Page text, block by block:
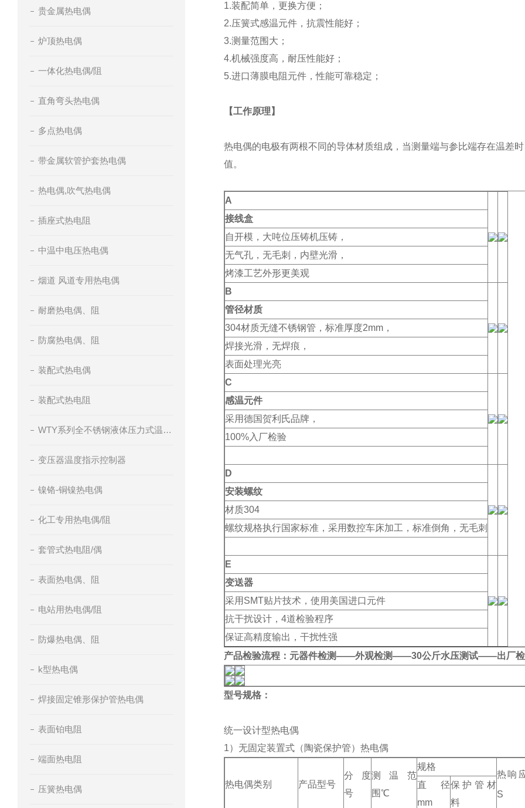
贵金属热电偶
炉顶热电偶
一体化热电偶/阻
直角弯头热电偶
多点热电偶
带金属软管护套热电偶
热电偶,吹气热电偶
插座式热电阻
中温中电压热电偶
烟道 风道专用热电偶
耐磨热电偶、阻
防腐热电偶、阻
装配式热电偶
装配式热电阻
WTY系列全不锈钢液体压力式温度计
变压器温度指示控制器
镍铬-铜镍热电偶
化工专用热电偶/阻
套管式热电阻/偶
表面热电偶、阻
电站用热电偶/阻
防爆热电偶、阻
k型热电偶
焊接固定锥形保护管热电偶
表面铂电阻
端面热电阻
压簧热电偶
1.装配简单，更换方便；
2.压簧式感温元件，抗震性能好；
3.测量范围大；
4.机械强度高，耐压性能好；
5.进口薄膜电阻元件，性能可靠稳定；
【工作原理 】
热电偶的电极有两根不同的导体材质组成，当测量端与参比端存在温差
值。
A
接线盒
自开模，大吨位压铸机压铸，
无气孔，无毛刺，内壁光滑，
烤漆工艺外形更美观
B
管径材质
304材质无缝不锈钢管，标准厚度2mm，
焊接光滑，无焊痕，
表面处理光亮
C
感温元件
采用德国贺利氏品牌，
100%入厂检验
D
安装螺纹
材质304
螺纹规格执行国家标准，采用数控车床加工，标准倒角，无毛刺
E
变送器
采用SMT贴片技术，使用美国进口元件
抗干扰设计，4道检验程序
保证高精度输出，干扰性强
产品检验流程：元器件检测——外观检测——30公斤水压测试——出厂
型号规格：
统一设计型热电偶
1）无固定装置式（陶瓷保护管）热电偶
热电偶类别 产品型号
分度
号
测温范
围℃
规格
热响
S
直径
mm
保护管材
料